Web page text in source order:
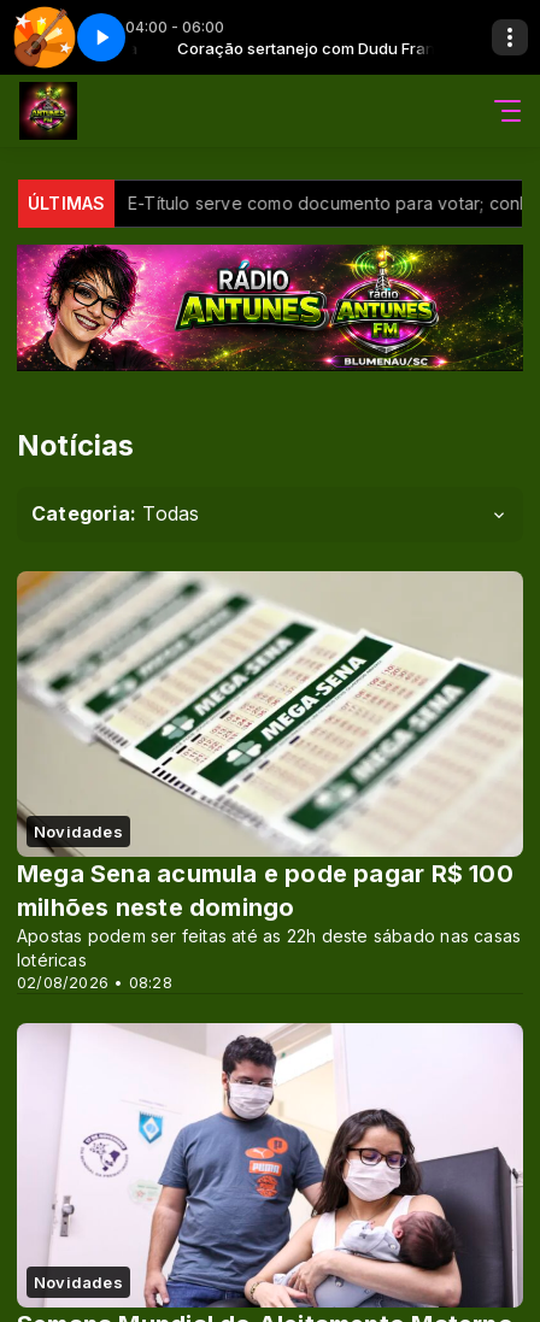
04:00 - 06:00
França Coração sertanejo com Dudu França
6 Coração sertanejo - Parte 6
ÚLTIMAS
E-Título serve como documento para votar; conheça
Notícias
Categoria: Todas
Novidades
02/08/2026 • 08:28
Mega Sena acumula e pode pagar R$ 100
milhões neste domingo
Apostas podem ser feitas até as 22h deste sábado nas casas
lotéricas
Novidades